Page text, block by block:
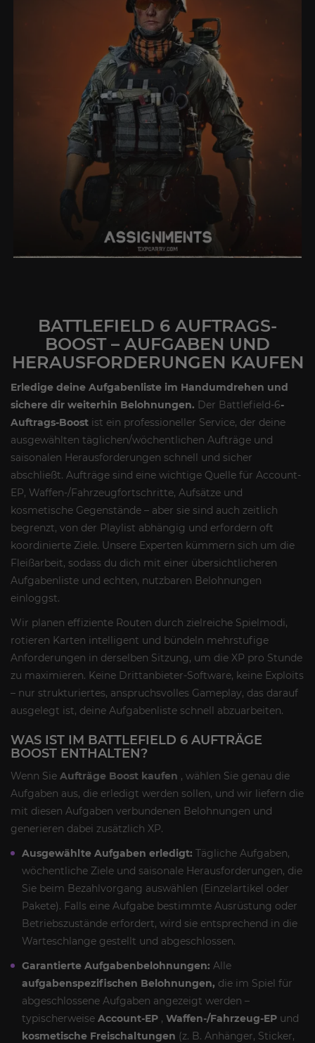
BATTLEFIELD 6 AUFTRAGS-
BOOST – AUFGABEN UND
HERAUSFORDERUNGEN KAUFEN
Erledige deine Aufgabenliste im Handumdrehen und
sichere dir weiterhin Belohnungen. Der Battlefield-6-
Auftrags-Boost ist ein professioneller Service, der deine
ausgewählten täglichen/wöchentlichen Aufträge und
saisonalen Herausforderungen schnell und sicher
abschließt. Aufträge sind eine wichtige Quelle für Account-
EP, Waffen-/Fahrzeugfortschritte, Aufsätze und
kosmetische Gegenstände – aber sie sind auch zeitlich
begrenzt, von der Playlist abhängig und erfordern oft
koordinierte Ziele. Unsere Experten kümmern sich um die
Fleißarbeit, sodass du dich mit einer übersichtlicheren
Aufgabenliste und echten, nutzbaren Belohnungen
einloggst.
Wir planen effiziente Routen durch zielreiche Spielmodi,
rotieren Karten intelligent und bündeln mehrstufige
Anforderungen in derselben Sitzung, um die XP pro Stunde
zu maximieren. Keine Drittanbieter-Software, keine Exploits
– nur strukturiertes, anspruchsvolles Gameplay, das darauf
ausgelegt ist, deine Aufgabenliste schnell abzuarbeiten.
WAS IST IM BATTLEFIELD 6 AUFTRÄGE
BOOST ENTHALTEN?
Wenn Sie Aufträge Boost kaufen , wählen Sie genau die
Aufgaben aus, die erledigt werden sollen, und wir liefern die
mit diesen Aufgaben verbundenen Belohnungen und
generieren dabei zusätzlich XP.
Ausgewählte Aufgaben erledigt: Tägliche Aufgaben,
wöchentliche Ziele und saisonale Herausforderungen, die
Sie beim Bezahlvorgang auswählen (Einzelartikel oder
Pakete). Falls eine Aufgabe bestimmte Ausrüstung oder
Betriebszustände erfordert, wird sie entsprechend in die
Warteschlange gestellt und abgeschlossen.
Garantierte Aufgabenbelohnungen: Alle
aufgabenspezifischen Belohnungen, die im Spiel für
abgeschlossene Aufgaben angezeigt werden –
typischerweise Account-EP , Waffen-/Fahrzeug-EP und
kosmetische Freischaltungen (z. B. Anhänger, Sticker,